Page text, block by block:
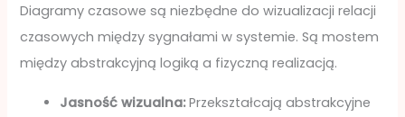
Diagramy czasowe są niezbędne do wizualizacji relacji
czasowych między sygnałami w systemie. Są mostem
między abstrakcyjną logiką a fizyczną realizacją.
Jasność wizualna:Przekształcają abstrakcyjne